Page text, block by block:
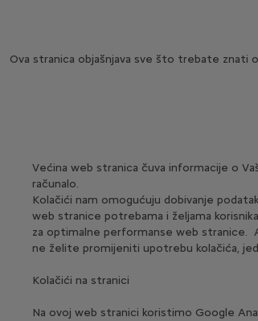
Ova stranica objašnjava sve što trebate znati
Većina web stranica čuva informacije o
računalo.
Kolačići nam omogućuju dobivanje
web stranice potrebama i željama
za optimalne performanse web stranice.
ne želite promijeniti upotrebu kolačića,
Kolačići na stranici
Na ovoj web stranici koristimo Google